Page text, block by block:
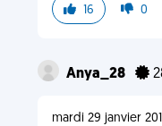
16 0
Anya_28
mardi 29 janvier